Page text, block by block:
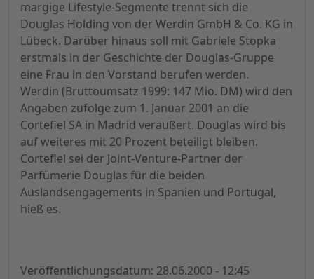
margige Lifestyle-Segmente trennt sich die
Douglas Holding von der Werdin GmbH & Co. KG in
Lübeck. Darüber hinaus soll mit Gabriele Stopka
erstmals in der Geschichte der Douglas-Gruppe
eine Frau in den Vorstand berufen werden.
Werdin (Bruttoumsatz 1999: 147 Mio. DM) wird den
Angaben zufolge zum 1. Januar 2001 an die
Cortefiel SA in Madrid veräußert. Douglas wird bis
auf weiteres mit 20 Prozent beteiligt bleiben.
Cortefiel sei der Joint-Venture-Partner der
Parfümerie Douglas für die beiden
Auslandsengagements in Spanien und Portugal,
hieß es.
Veröffentlichungsdatum: 28.06.2000 - 12:45